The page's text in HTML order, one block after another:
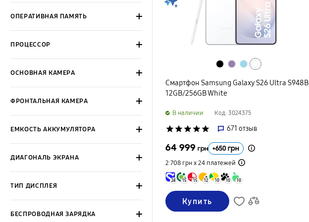
ОПЕРАТИВНАЯ ПАМЯТЬ
ПРОЦЕССОР
ОСНОВНАЯ КАМЕРА
ФРОНТАЛЬНАЯ КАМЕРА
ЕМКОСТЬ АККУМУЛЯТОРА
ДИАГОНАЛЬ ЭКРАНА
ТИП ДИСПЛЕЯ
БЕСПРОВОДНАЯ ЗАРЯДКА
Смартфон Samsung Galaxy S26 Ultra S948B
12GB/256GB White
B наличии Код: 3024375
star star star star star 671 отзыв
64 999 грн +650 грн
2 708 грн х 24 платежей
24 15 15 12 10 10 10
Купить